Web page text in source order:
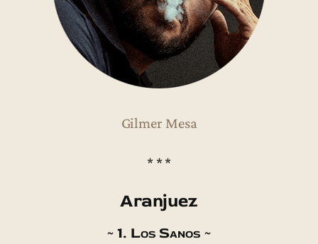
Gilmer Mesa
* * *
Aranjuez
~ 1. Los Sanos ~